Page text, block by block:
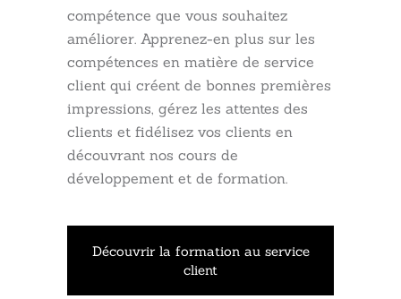
compétence que vous souhaitez
améliorer. Apprenez-en plus sur les
compétences en matière de service
client qui créent de bonnes premières
impressions, gérez les attentes des
clients et fidélisez vos clients en
découvrant nos cours de
développement et de formation.
Découvrir la formation au service
client